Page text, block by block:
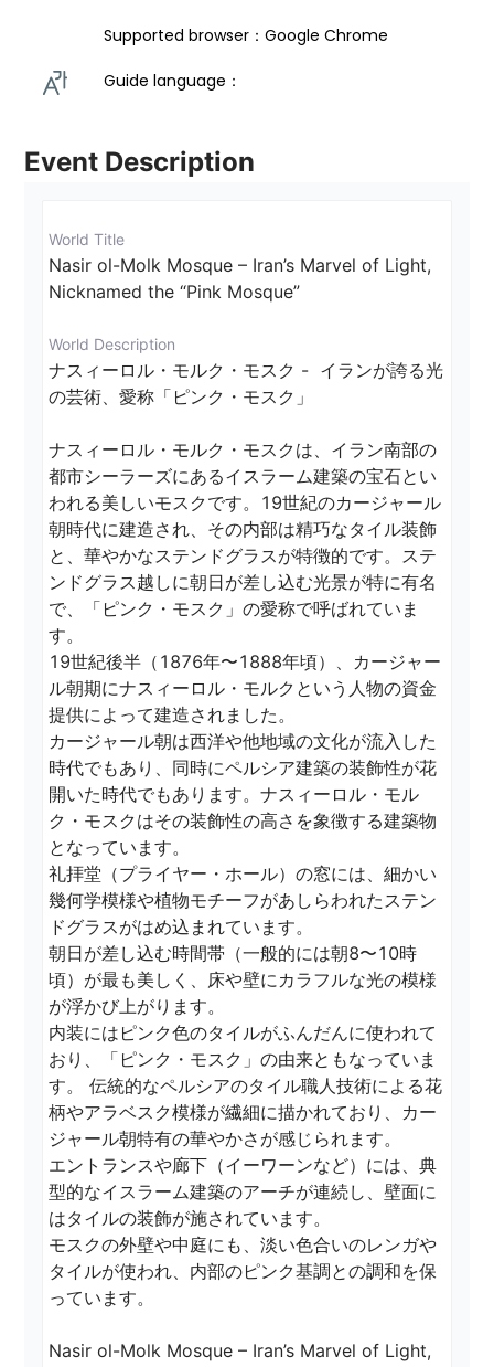
Supported browser：Google Chrome
Guide language：
Event Description
World Title
Nasir ol-Molk Mosque – Iran’s Marvel of Light,
Nicknamed the “Pink Mosque”
World Description
ナスィーロル・モルク・モスク -  イランが誇る光
の芸術、愛称「ピンク・モスク」
ナスィーロル・モルク・モスクは、イラン南部の
都市シーラーズにあるイスラーム建築の宝石とい
われる美しいモスクです。19世紀のカージャール
朝時代に建造され、その内部は精巧なタイル装飾
と、華やかなステンドグラスが特徴的です。ステ
ンドグラス越しに朝日が差し込む光景が特に有名
で、「ピンク・モスク」の愛称で呼ばれていま
す。
19世紀後半（1876年〜1888年頃）、カージャー
ル朝期にナスィーロル・モルクという人物の資金
提供によって建造されました。
カージャール朝は西洋や他地域の文化が流入した
時代でもあり、同時にペルシア建築の装飾性が花
開いた時代でもあります。ナスィーロル・モル
ク・モスクはその装飾性の高さを象徴する建築物
となっています。
礼拝堂（プライヤー・ホール）の窓には、細かい
幾何学模様や植物モチーフがあしらわれたステン
ドグラスがはめ込まれています。
朝日が差し込む時間帯（一般的には朝8〜10時
頃）が最も美しく、床や壁にカラフルな光の模様
が浮かび上がります。
内装にはピンク色のタイルがふんだんに使われて
おり、「ピンク・モスク」の由来ともなっていま
す。 伝統的なペルシアのタイル職人技術による花
柄やアラベスク模様が繊細に描かれており、カー
ジャール朝特有の華やかさが感じられます。
エントランスや廊下（イーワーンなど）には、典
型的なイスラーム建築のアーチが連続し、壁面に
はタイルの装飾が施されています。
モスクの外壁や中庭にも、淡い色合いのレンガや
タイルが使われ、内部のピンク基調との調和を保
っています。
Nasir ol-Molk Mosque – Iran’s Marvel of Light,